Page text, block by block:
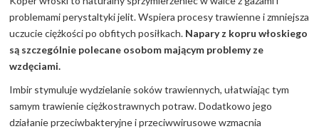
problemami perystaltyki jelit. Wspiera procesy trawienne i zmniejsza
uczucie ciężkości po obfitych posiłkach. Napary z kopru włoskiego
są szczególnie polecane osobom mającym problemy ze
wzdęciami.
Imbir stymuluje wydzielanie soków trawiennych, ułatwiając tym
samym trawienie ciężkostrawnych potraw. Dodatkowo jego
działanie przeciwbakteryjne i przeciwwirusowe wzmacnia